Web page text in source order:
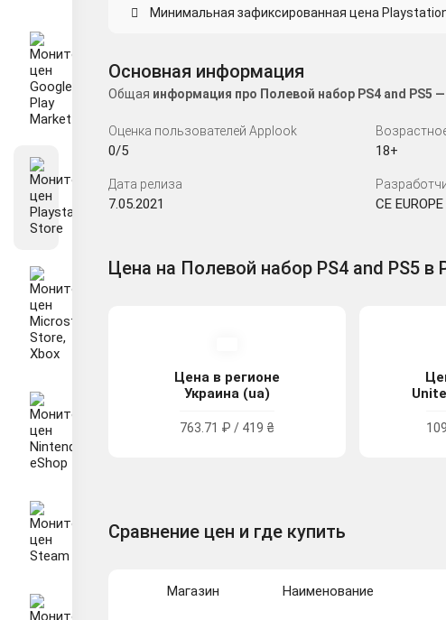
Минимальная зафиксированная цена
Основная информация
Общая информация про Полевой набор PS4 and
Оценка пользователей Applook
0/5 18+
Дата релиза
7.05.2021 CE
Цена на Полевой набор PS4 and PS5 в
Цена в регионе
Украина (ua)
763.71 ₽ / 419 ₴
Сравнение цен и где купить
Магазин Наименование